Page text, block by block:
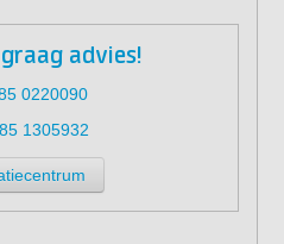
advies!
0220090
1305932